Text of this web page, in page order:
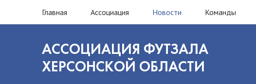
Главная Ассоциация Новости Команды
АССОЦИАЦИЯ ФУТЗАЛА
ХЕРСОНСКОЙ ОБЛАСТИ